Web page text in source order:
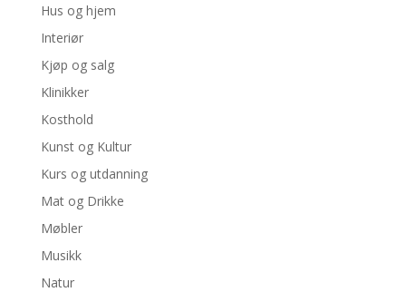
Hus og hjem
Interiør
Kjøp og salg
Klinikker
Kosthold
Kunst og Kultur
Kurs og utdanning
Mat og Drikke
Møbler
Musikk
Natur